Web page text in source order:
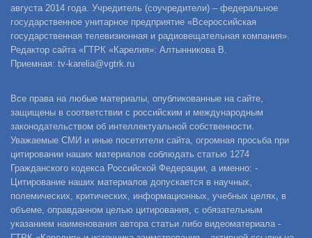
августа 2014 года. Учредитель (соучредители) – федеральное
государственное унитарное предприятие «Всероссийская
государственная телевизионная и радиовещательная компания».
Редактор сайта «ГТРК «Карелия»: Алтынникова В.
Приемная: tv-karelia@vgtrk.ru
Все права на любые материалы, опубликованные на сайте,
защищены в соответствии с российским и международным
законодательством об интеллектуальной собственности.
Уважаемые СМИ и иные посетители сайта, огромная просьба при
цитировании наших материалов соблюдать статью 1274
Гражданского кодекса Российской Федерации, а именно: -
Цитирование наших материалов допускается в научных,
полемических, критических, информационных, учебных целях, в
объеме, оправданном целью цитирования, с обязательным
указанием наименования автора статьи либо видеоматериала -